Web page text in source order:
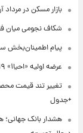
بازار مسکن در
شکاف نجومی میان
پیام اطمینان‌بخش
عرضه اولیه «احیا۱» ۱۹ مرداد در فرابورس
+جدول
هشدار بانک